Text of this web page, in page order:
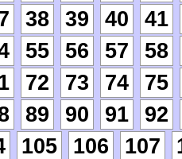
38 39 40
41
55 56 57
58
72 73 74
75
89 90 91
92
105 106 107